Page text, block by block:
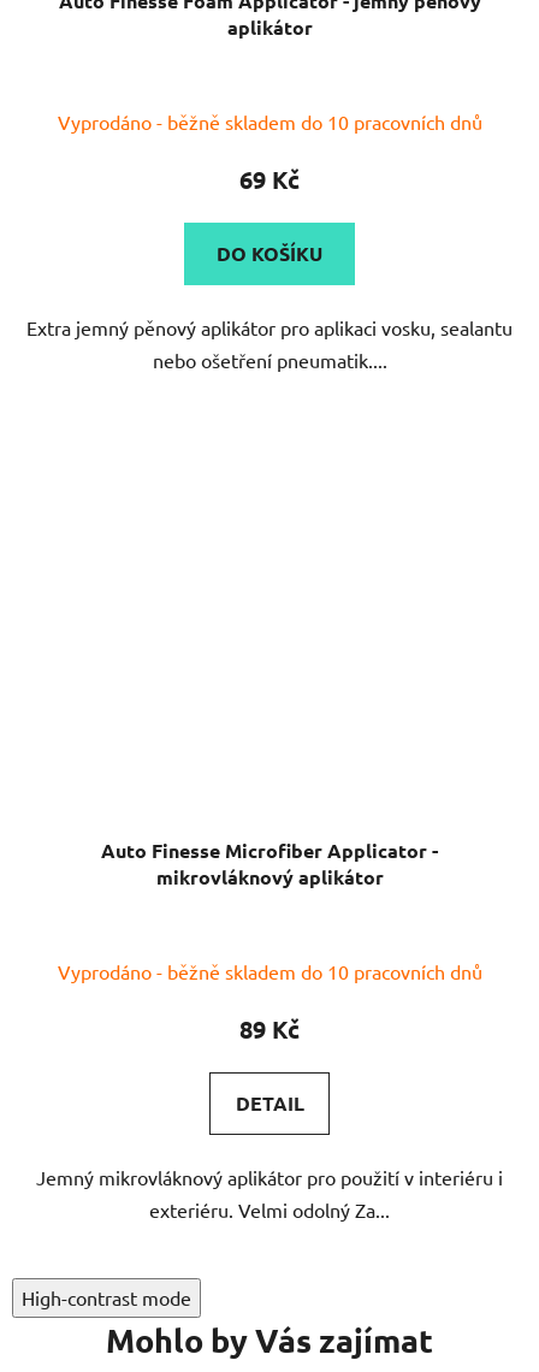
aplikátor
Vyprodáno - běžně skladem do 10 pracovních dnů
69 Kč
DO KOŠÍKU
Extra jemný pěnový aplikátor pro aplikaci vosku, sealantu
nebo ošetření pneumatik....
Auto Finesse Microfiber Applicator -
mikrovláknový aplikátor
hodnocení
produktu
5,0
z
hvězdiček.
Vyprodáno - běžně skladem do 10 pracovních dnů
89 Kč
DETAIL
Jemný mikrovláknový aplikátor pro použití v interiéru i
exteriéru. Velmi odolný Za...
High-contrast mode
Mohlo by Vás zajímat